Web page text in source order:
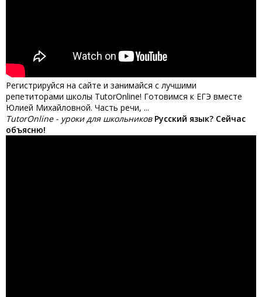
Регистрируйся на сайте и занимайся с лучшими
репетиторами школы TutorOnline! Готовимся к ЕГЭ вместе
Юлией Михайловной. Часть речи, ...
TutorOnline - уроки для школьников Русский язык? Сейчас
объясню!